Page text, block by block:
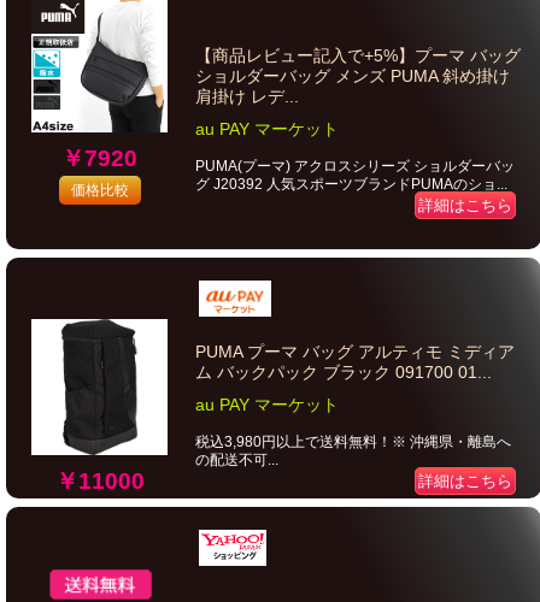
￥7920
価格比較
【商品レビュー記入で+5%】プーマ バッグ
ショルダーバッグ メンズ PUMA 斜め掛け
肩掛け レデ...
au PAY マーケット
PUMA(プーマ) アクロスシリーズ ショルダーバッ
グ J20392 人気スポーツブランドPUMAのショ...
詳細はこちら
￥11000
PUMA プーマ バッグ アルティモ ミディア
ム バックパック ブラック 091700 01...
au PAY マーケット
税込3,980円以上で送料無料！※ 沖縄県・離島へ
の配送不可...
詳細はこちら